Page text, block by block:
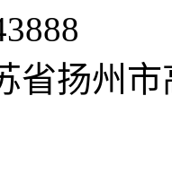
省扬州